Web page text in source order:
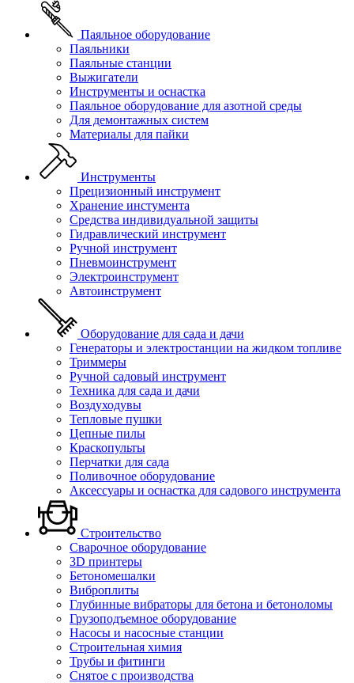
Паяльное оборудование
Паяльники
Паяльные станции
Выжигатели
Инструменты и оснастка
Паяльное оборудование для азотной среды
Для демонтажных систем
Материалы для пайки
Инструменты
Прецизионный инструмент
Хранение инстумента
Средства индивидуальной защиты
Гидравлический инструмент
Ручной инструмент
Пневмоинструмент
Электроинструмент
Автоинструмент
Оборудование для сада и дачи
Генераторы и электростанции на жидком топливе
Триммеры
Ручной садовый инструмент
Техника для сада и дачи
Воздуходувы
Тепловые пушки
Цепные пилы
Краскопульты
Перчатки для сада
Поливочное оборудование
Аксессуары и оснастка для садового инструмента
Строительство
Сварочное оборудование
3D принтеры
Бетономешалки
Виброплиты
Глубинные вибраторы для бетона и бетоноломы
Грузоподъемное оборудование
Насосы и насосные станции
Строительная химия
Трубы и фитинги
Снятое с производства